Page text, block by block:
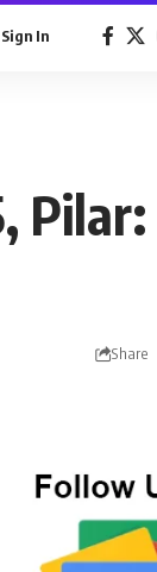
Sign In
Pilar:
Share